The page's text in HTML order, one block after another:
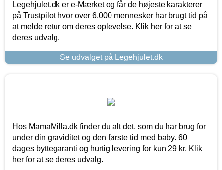
Legehjulet.dk er e-Mærket og får de højeste karakterer
på Trustpilot hvor over 6.000 mennesker har brugt tid på
at melde retur om deres oplevelse. Klik her for at se
deres udvalg.
Se udvalget på Legehjulet.dk
Hos MamaMilla.dk finder du alt det, som du har brug for
under din graviditet og den første tid med baby. 60
dages byttegaranti og hurtig levering for kun 29 kr. Klik
her for at se deres udvalg.